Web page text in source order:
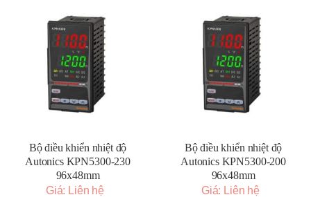
Bộ điều khiển nhiệt độ
Autonics KPN5300-230
96x48mm
Giá: Liên hệ
Bộ điều khiển nhiệt độ
Autonics KPN5300-200
96x48mm
Giá: Liên hệ